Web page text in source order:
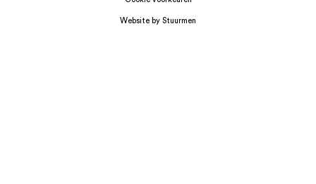
Website by Stuurmen